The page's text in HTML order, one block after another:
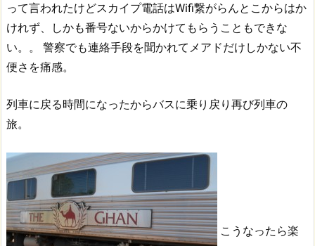
って言われたけどスカイプ電話はWifi繋がらんとこからはか
けれず、しかも番号ないからかけてもらうこともできな
い。。
警察でも連絡手段を聞かれてメアドだけしかない不
便さを痛感。
列車に戻る時間になったからバスに乗り戻り再び列車の
旅。
こうなったら楽